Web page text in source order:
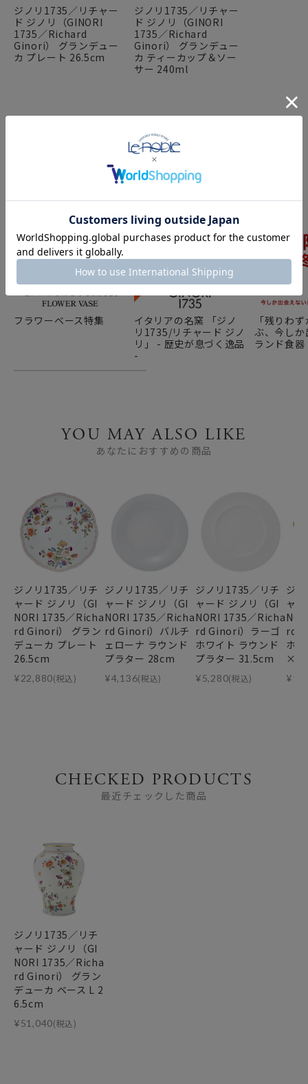
ジノリ1735／リチャー
ド ジノリ（GINORI
1735／Richard
Ginori） グランデュー
カ プレート 26.5cm
ジノリ1735／リチャー
ド ジノリ（GINORI
1735／Richard
Ginori） グランデュー
カ ティーカップ＆ソー
サー 240ml
FEATURE
特集
フラワーベース特集
イタリアの名窯 「ジノ
リ1735/リチャード ジノ
リ」 - 歴史が息づく逸品
-
「残りわ
ぶ、今し
ランド食器
YOU MAY ALSO LIKE
あなたにおすすめの商品
ジノリ1735／リチ
ャード ジノリ（GI
NORI 1735／Richa
rd Ginori） グラン
デューカ プレート
26.5cm
¥22,880(税込)
ジノリ1735／リチ
ャード ジノリ（GI
NORI 1735／Richa
rd Ginori）バルチ
ェローナ ラウンド
プラター 28cm
¥4,136(税込)
ジノリ1735／リチ
ャード ジノリ（GI
NORI 1735／Richa
rd Ginori）ラーゴ
ホワイト ラウンド
プラター 31.5cm
¥5,280(税込)
ジ
ャ
rd
ホ
¥
CHECKED PRODUCTS
最近チェックした商品
ジノリ1735／リチ
ャード ジノリ（GI
NORI 1735／Richa
rd Ginori） グラン
デューカ ベース L 2
6.5cm
¥51,040(税込)